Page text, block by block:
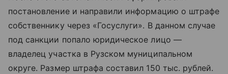
постановление и направили информацию о штрафе
собственнику через «Госуслуги». В данном случае
под санкции попало юридическое лицо —
владелец участка в Рузском муниципальном
округе. Размер штрафа составил 150 тыс. рублей.